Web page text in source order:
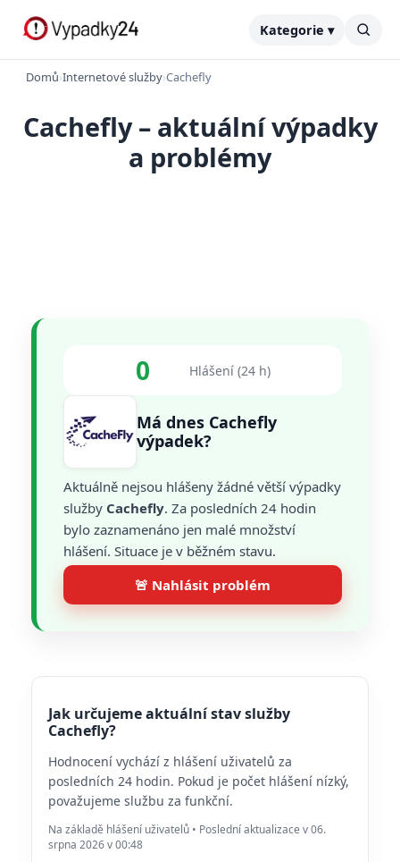
Kategorie ▾
Domů›Internetové služby›Cachefly
Cachefly – aktuální výpadky
a problémy
0 Hlášení (24 h)
Má dnes Cachefly
výpadek?
Aktuálně nejsou hlášeny žádné větší výpadky
služby Cachefly. Za posledních 24 hodin
bylo zaznamenáno jen malé množství
hlášení. Situace je v běžném stavu.
🚨 Nahlásit problém
Jak určujeme aktuální stav služby
Cachefly?
Hodnocení vychází z hlášení uživatelů za
posledních 24 hodin. Pokud je počet hlášení nízký,
považujeme službu za funkční.
Na základě hlášení uživatelů • Poslední aktualizace v 06.
srpna 2026 v 00:48